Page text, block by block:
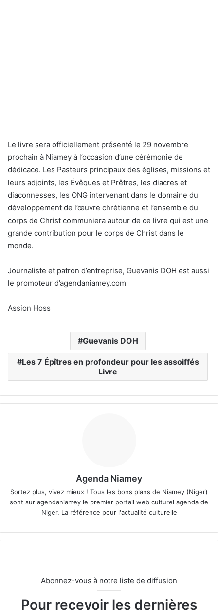
Le livre sera officiellement présenté le 29 novembre
prochain à Niamey à l’occasion d’une cérémonie de
dédicace. Les Pasteurs principaux des églises, missions et
leurs adjoints, les Évêques et Prêtres, les diacres et
diaconnesses, les ONG intervenant dans le domaine du
développement de l’œuvre chrétienne et l’ensemble du
corps de Christ communiera autour de ce livre qui est une
grande contribution pour le corps de Christ dans le
monde.
Journaliste et patron d’entreprise, Guevanis DOH est aussi
le promoteur d’agendaniamey.com.
Assion Hoss
Guevanis DOH
Les 7 Épîtres en profondeur pour les assoiffés
Livre
Agenda Niamey
Sortez plus, vivez mieux ! Tous les bons plans de Niamey (Niger)
sont sur agendaniamey le premier portail web culturel agenda de
Niger. La référence pour l'actualité culturelle
Abonnez-vous à notre liste de diffusion
Pour recevoir les dernières